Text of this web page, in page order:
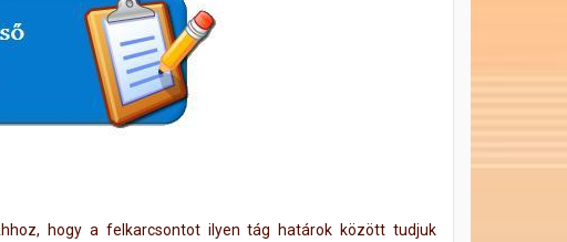
hogy a felkarcsontot ilyen tág határok között tudjuk